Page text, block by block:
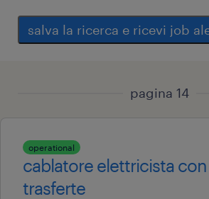
salva la ricerca e ricevi job
pagina 14
operational
cablatore elettricista con
trasferte